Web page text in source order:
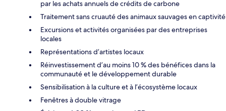
par les achats annuels de crédits de carbone
Traitement sans cruauté des animaux sauvages en captivité
Excursions et activités organisées par des entreprises
locales
Représentations d’artistes locaux
Réinvestissement d’au moins 10 % des bénéfices dans la
communauté et le développement durable
Sensibilisation à la culture et à l’écosystème locaux
Fenêtres à double vitrage